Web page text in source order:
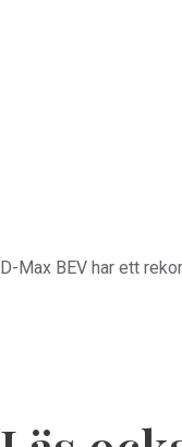
D-Max BEV har ett